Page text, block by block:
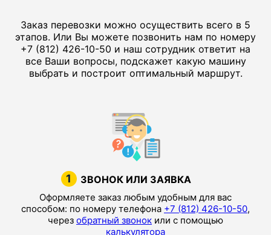
Заказ перевозки можно осуществить всего в 5
этапов. Или Вы можете позвонить нам по номеру
+7 (812) 426-10-50 и наш сотрудник ответит на
все Ваши вопросы, подскажет какую машину
выбрать и построит оптимальный маршрут.
1 ЗВОНОК ИЛИ ЗАЯВКА
Оформляете заказ любым удобным для вас
способом: по номеру телефона +7 (812) 426-10-50,
через обратный звонок или с помощью
калькулятора